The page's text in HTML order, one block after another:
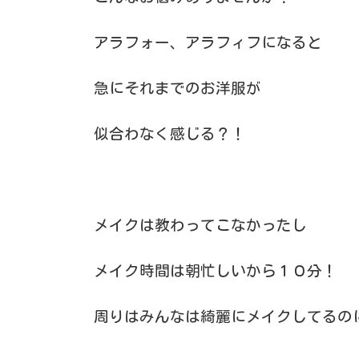
アラフォー、アラフィフになると
急にそれまでのお洋服が
似合わなく感じる？！
メイクは教わってこなかったし
メイク時間は朝忙しいから１０分！
周りはみんなは綺麗にメイクしてる